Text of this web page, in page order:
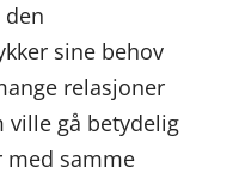
sine behov
relasjoner
gå betydelig
med samme